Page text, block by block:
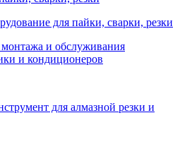
для пайки, сварки, резки
и обслуживания
и кондиционеров
для алмазной резки и